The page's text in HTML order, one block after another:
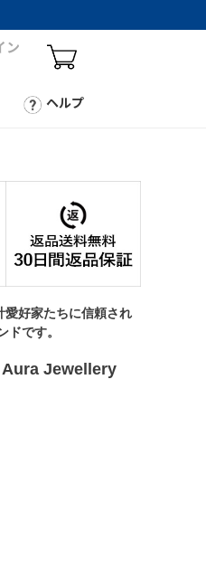
ン
ヘルプ
愛好家たちに信頼され
です。
Aura Jewellery